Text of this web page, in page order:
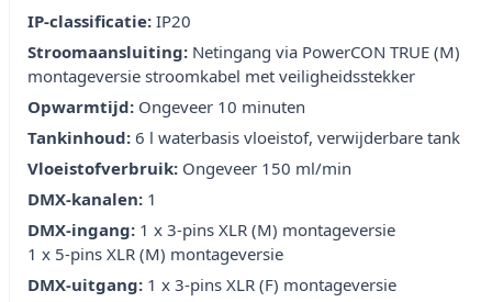
IP-classificatie: IP20
Stroomaansluiting: Netingang via PowerCON TRUE (M)
montageversie stroomkabel met veiligheidsstekker
Opwarmtijd: Ongeveer 10 minuten
Tankinhoud: 6 l waterbasis vloeistof, verwijderbare tank
Vloeistofverbruik: Ongeveer 150 ml/min
DMX-kanalen: 1
DMX-ingang: 1 x 3-pins XLR (M) montageversie
1 x 5-pins XLR (M) montageversie
DMX-uitgang: 1 x 3-pins XLR (F) montageversie